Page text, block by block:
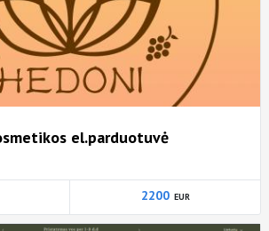
el.parduotuvė
2200